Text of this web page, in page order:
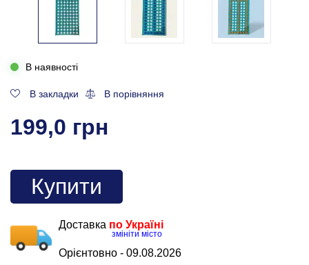
В наявності
В закладки В порівняння
199,0 грн
Купити
Доставка по Україні
змініти місто
Орієнтовно - 09.08.2026